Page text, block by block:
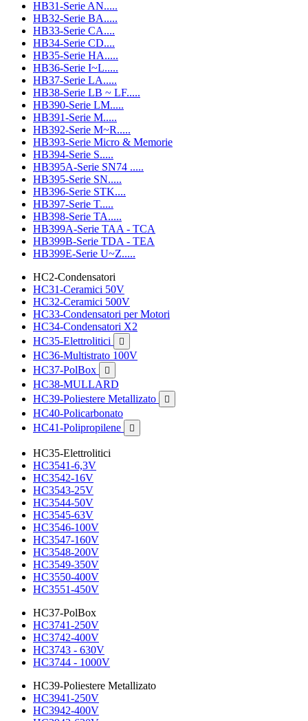
HB31-Serie AN.....
HB32-Serie BA.....
HB33-Serie CA....
HB34-Serie CD....
HB35-Serie HA.....
HB36-Serie I~L.....
HB37-Serie LA.....
HB38-Serie LB ~ LF.....
HB390-Serie LM.....
HB391-Serie M.....
HB392-Serie M~R.....
HB393-Serie Micro & Memorie
HB394-Serie S.....
HB395A-Serie SN74 .....
HB395-Serie SN.....
HB396-Serie STK....
HB397-Serie T.....
HB398-Serie TA.....
HB399A-Serie TAA - TCA
HB399B-Serie TDA - TEA
HB399E-Serie U~Z.....
HC2-Condensatori
HC31-Ceramici 50V
HC32-Ceramici 500V
HC33-Condensatori per Motori
HC34-Condensatori X2
HC35-Elettrolitici

HC36-Multistrato 100V
HC37-PolBox

HC38-MULLARD
HC39-Poliestere Metallizato

HC40-Policarbonato
HC41-Polipropilene

HC35-Elettrolitici
HC3541-6,3V
HC3542-16V
HC3543-25V
HC3544-50V
HC3545-63V
HC3546-100V
HC3547-160V
HC3548-200V
HC3549-350V
HC3550-400V
HC3551-450V
HC37-PolBox
HC3741-250V
HC3742-400V
HC3743 - 630V
HC3744 - 1000V
HC39-Poliestere Metallizato
HC3941-250V
HC3942-400V